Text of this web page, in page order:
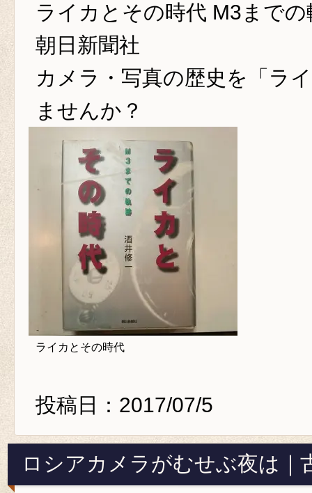
ライカとその時代 M3ま
朝日新聞社
カメラ・写真の歴史を「ラ
ませんか？
ライカとその時代
投稿日：2017/07/5
ロシアカメラがむせぶ夜は｜